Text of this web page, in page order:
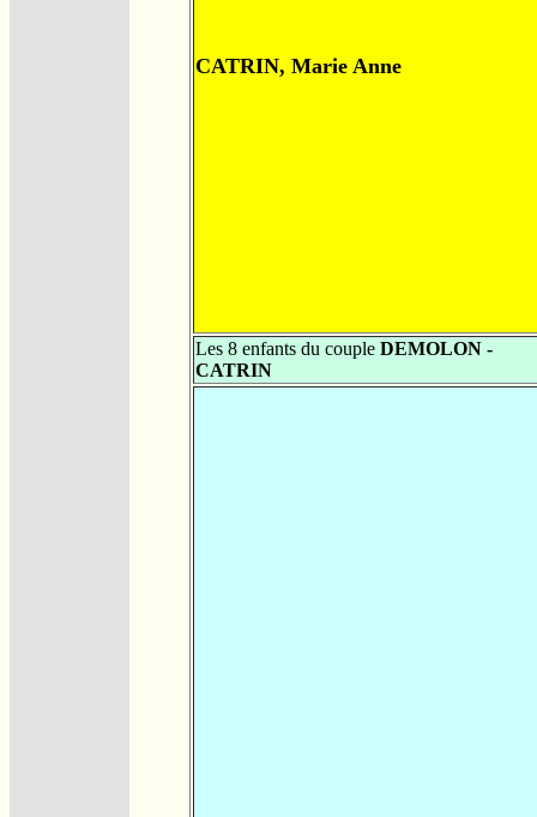
CATRIN, Marie Anne
Les 8 enfants du couple DEMOLON -
CATRIN